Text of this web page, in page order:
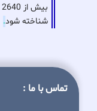
شناخته شود.
تماس با ما :